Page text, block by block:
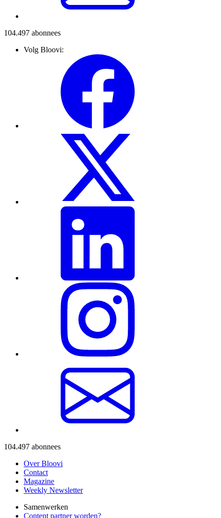
104.497 abonnees
Volg Bloovi:
104.497 abonnees
Over Bloovi
Contact
Magazine
Weekly Newsletter
Samenwerken
Content partner worden?